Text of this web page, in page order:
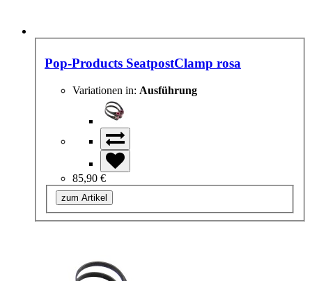
Pop-Products SeatpostClamp rosa
Variationen in: Ausführung
85,90 €
zum Artikel